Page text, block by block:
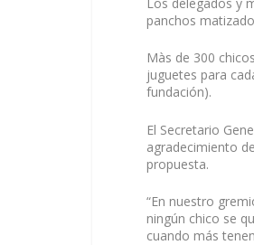
panchos
Màs de 300
juguetes para
fundación).
El Secretario
agradecimiento
propuesta.
“En nuestro
ningún chico se
cuando más